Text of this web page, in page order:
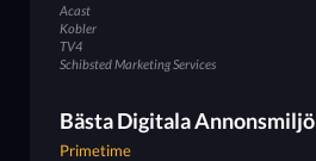
Acast
Kobler
TV4
Schibsted Marketing Services
Bästa Digitala Annonsmiljö
Primetime